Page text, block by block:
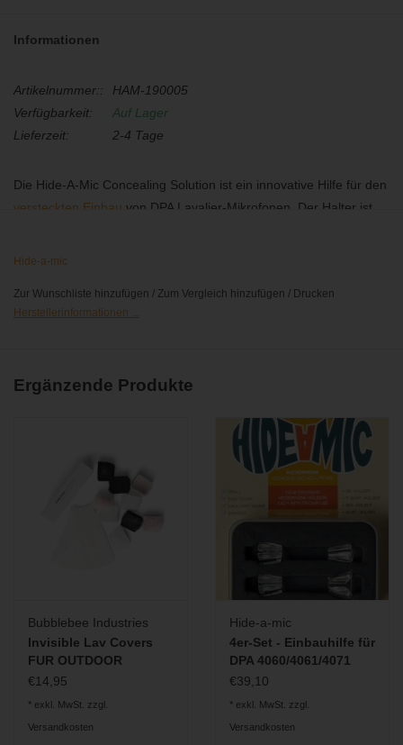
Informationen
Artikelnummer::
HAM-190005
Verfügbarkeit:
Auf Lager
Lieferzeit:
2-4 Tage
Die Hide-A-Mic Concealing Solution ist ein innovative Hilfe für den
versteckten Einbau von DPA Lavalier-Mikrofonen. Der Halter ist
Hide-a-mic
Zur Wunschliste hinzufügen / Zum Vergleich hinzufügen / Drucken
Herstellerinformationen ...
Ergänzende Produkte
Bubblebee Industries
Invisible Lav Covers
FUR OUTDOOR
€14,95
* exkl. MwSt. zzgl.
Versandkosten
Hide-a-mic
4er-Set - Einbauhilfe für
DPA 4060/4061/4071
€39,10
* exkl. MwSt. zzgl.
Versandkosten